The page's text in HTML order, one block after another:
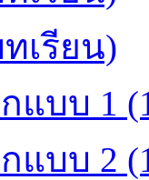
เรียน)
แบบ 1
แบบ 2